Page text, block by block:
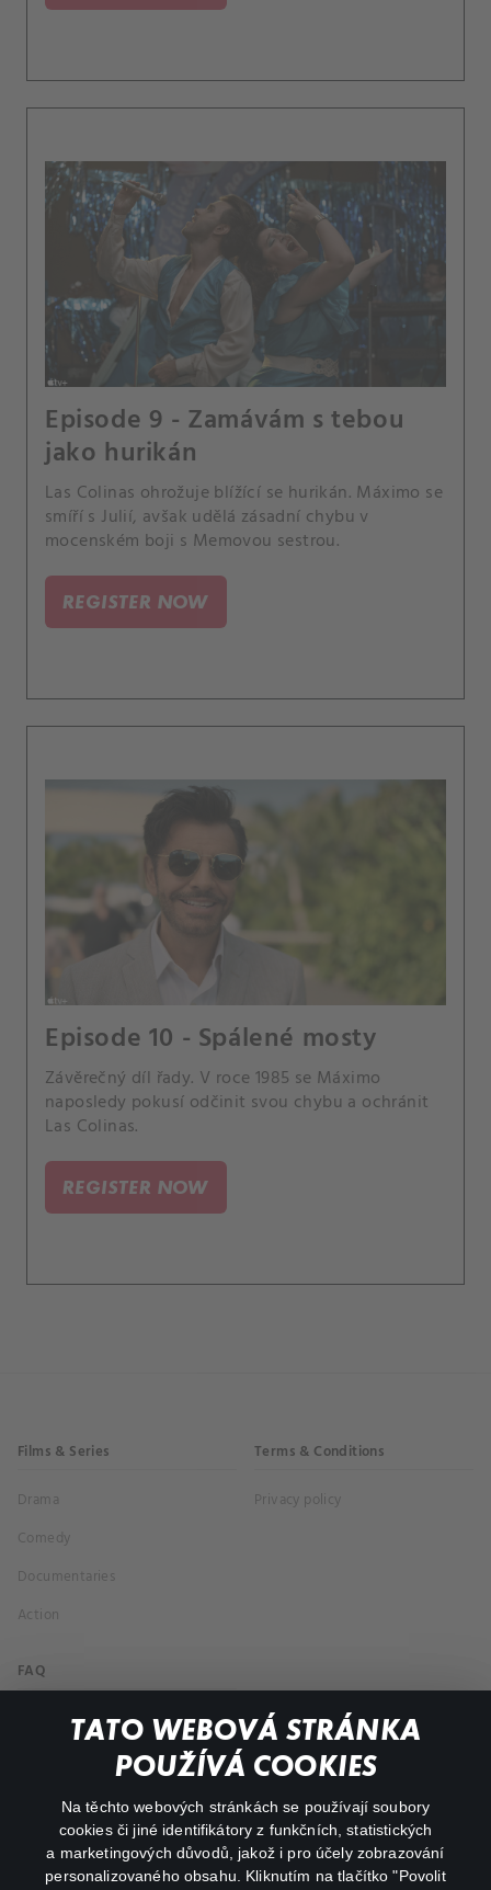
TATO WEBOVÁ STRÁNKA
POUŽÍVÁ COOKIES
Na těchto webových stránkách se používají soubory
cookies či jiné identifikátory z funkčních, statistických
a marketingových důvodů, jakož i pro účely zobrazování
personalizovaného obsahu. Kliknutím na tlačítko "Povolit
Episode 9 - Zamávám s tebou
jako hurikán
Las Colinas ohrožuje blížící se hurikán. Máximo se
smíří s Julií, avšak udělá zásadní chybu v
mocenském boji s Memovou sestrou.
REGISTER NOW
Episode 10 - Spálené mosty
Závěrečný díl řady. V roce 1985 se Máximo
naposledy pokusí odčinit svou chybu a ochránit
Las Colinas.
REGISTER NOW
Films & Series
Drama
Comedy
Documentaries
Action
Terms & Conditions
Privacy policy
FAQ
My profile
facebookinstagram